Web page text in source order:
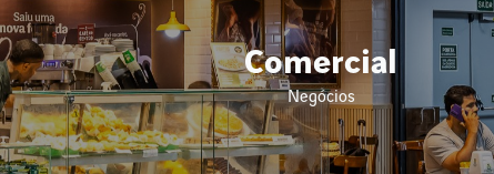
Comercial
Negócios